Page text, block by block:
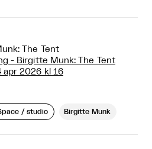
The Tent
- Birgitte Munk: The Tent
apr 2026 kl 16
/ studio Birgitte Munk